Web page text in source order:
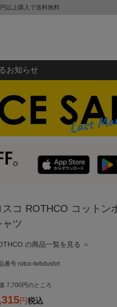
以上購入で送料無料
お知らせ
スコ ROTHCO コットン
ャツ
の商品一覧を見る ＞
番号 rotco-twbdushrt
7,700 のところ
税込